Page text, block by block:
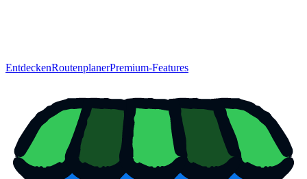
EntdeckenRoutenplanerPremium-Features